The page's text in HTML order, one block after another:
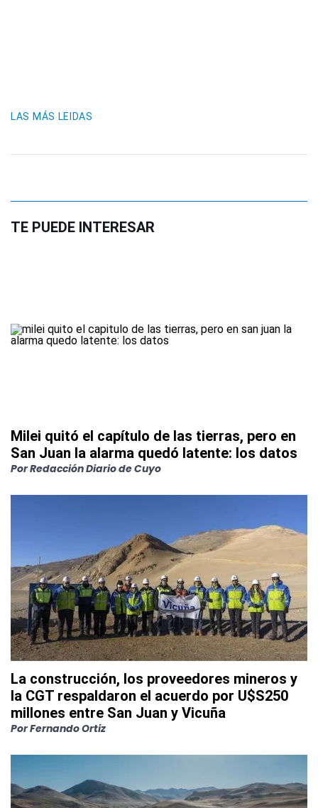
LAS MÁS LEIDAS
TE PUEDE INTERESAR
Milei quitó el capítulo de las tierras, pero en
San Juan la alarma quedó latente: los datos
PorRedacción Diario de Cuyo
La construcción, los proveedores mineros y
la CGT respaldaron el acuerdo por U$S250
millones entre San Juan y Vicuña
PorFernando Ortiz